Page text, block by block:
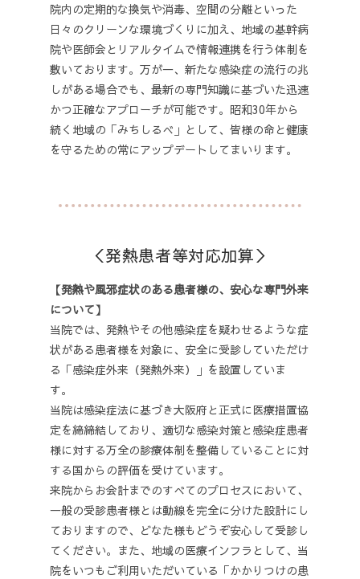
院内の定期的な換気や消毒、空間の分離といった
日々のクリーンな環境づくりに加え、地域の基幹病
院や医師会とリアルタイムで情報連携を行う体制を
敷いております。万が一、新たな感染症の流行の兆
しがある場合でも、最新の専門知識に基づいた迅速
かつ正確なアプローチが可能です。昭和30年から
続く地域の「みちしるべ」として、皆様の命と健康
を守るための常にアップデートしてまいります。
＜発熱患者等対応加算＞
【発熱や風邪症状のある患者様の、安心な専門外来
について】
当院では、発熱やその他感染症を疑わせるような症
状がある患者様を対象に、安全に受診していただけ
る「感染症外来（発熱外来）」を設置していま
す。
当院は感染症法に基づき大阪府と正式に医療措置協
定を締締結しており、適切な感染対策と感染症患者
様に対する万全の診療体制を整備していることに対
する国からの評価を受けています。
来院からお会計までのすべてのプロセスにおいて、
一般の受診患者様とは動線を完全に分けた設計にし
ておりますので、どなた様もどうぞ安心して受診し
てください。また、地域の医療インフラとして、当
院をいつもご利用いただいている「かかりつけの患